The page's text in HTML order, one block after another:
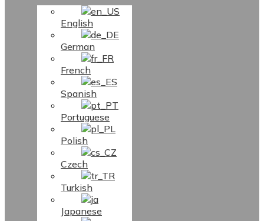
English
German
French
Spanish
Portuguese
Polish
Czech
Turkish
Japanese